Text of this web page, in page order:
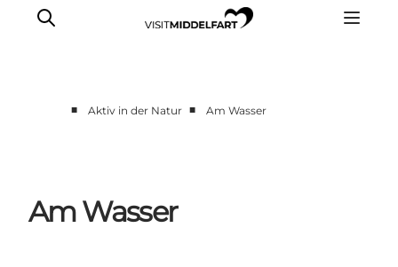
Unterkünfte
Veranstaltungen
■ Aktiv in der Natur ■ Am Wasser
Am Wasser